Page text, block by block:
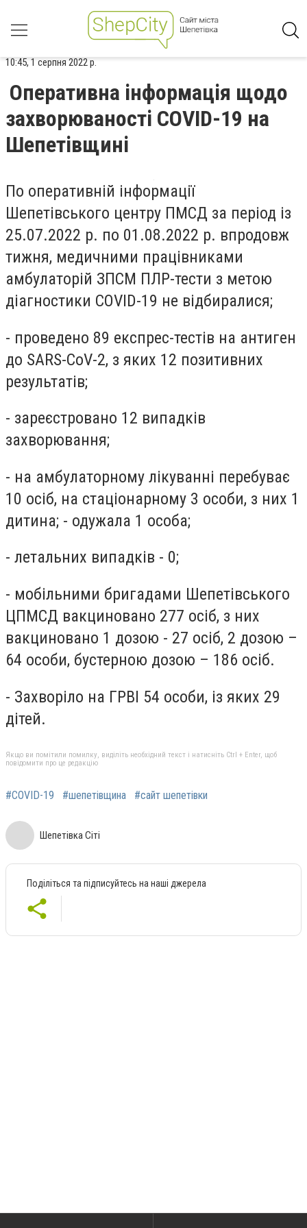
10:45, 1 серпня 2022 р.
Оперативна інформація щодо
захворюваності COVID-19 на
Шепетівщині
По оперативній інформації
Шепетівського центру ПМСД за період із
25.07.2022 р. по 01.08.2022 р. впродовж
тижня, медичними працівниками
амбулаторій ЗПСМ ПЛР-тести з метою
діагностики COVID-19 не відбиралися;
- проведено 89 експрес-тестів на антиген
до SARS-CoV-2, з яких 12 позитивних
результатів;
- зареєстровано 12 випадків
захворювання;
- на амбулаторному лікуванні перебуває
10 осіб, на стаціонарному 3 особи, з них 1
дитина; - одужала 1 особа;
- летальних випадків - 0;
- мобільними бригадами Шепетівського
ЦПМСД вакциновано 277 осіб, з них
вакциновано 1 дозою - 27 осіб, 2 дозою –
64 особи, бустерною дозою – 186 осіб.
- Захворіло на ГРВІ 54 особи, із яких 29
дітей.
Якщо ви помітили помилку, виділіть необхідний текст і натисніть Ctrl + Enter, щоб
повідомити про це редакцію
#COVID-19 #шепетівщина #сайт шепетівки
Шепетівка Сіті
Поділіться та підписуйтесь на наші джерела